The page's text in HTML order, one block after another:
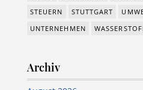
STEUERN
STUTTGART
UNTERNEHMEN
Archiv